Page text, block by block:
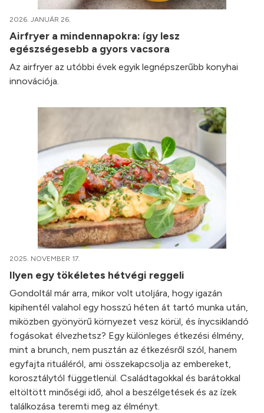
2026. JANUÁR 26.
Airfryer a mindennapokra: így lesz
egészségesebb a gyors vacsora
Az airfryer az utóbbi évek egyik legnépszerűbb konyhai
innovációja.
2025. NOVEMBER 17.
Ilyen egy tökéletes hétvégi reggeli
Gondoltál már arra, mikor volt utoljára, hogy igazán
kipihentél valahol egy hosszú héten át tartó munka után,
miközben gyönyörű környezet vesz körül, és ínycsiklandó
fogásokat élvezhetsz? Egy különleges étkezési élmény,
mint a brunch, nem pusztán az étkezésről szól, hanem
egyfajta rituáléról, ami összekapcsolja az embereket,
korosztálytól függetlenül. Családtagokkal és barátokkal
eltöltött minőségi idő, ahol a beszélgetések és az ízek
találkozása teremti meg az élményt.